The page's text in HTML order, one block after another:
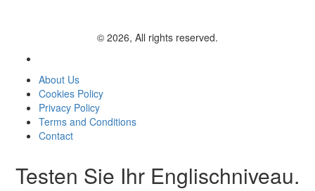
© 2026, All rights reserved.
About Us
Cookies Policy
Privacy Policy
Terms and Conditions
Contact
Testen Sie Ihr Englischniveau.